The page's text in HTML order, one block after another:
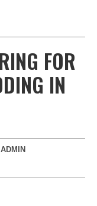
FOR
IN
ADMIN